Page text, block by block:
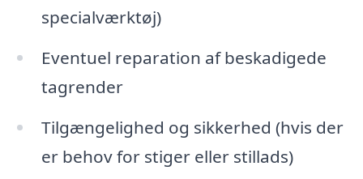
specialværktøj)
Eventuel reparation af beskadigede
tagrender
Tilgængelighed og sikkerhed (hvis der
er behov for stiger eller stillads)